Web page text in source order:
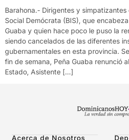
Barahona.- Dirigentes y
Social Demócrata (BIS), que
Guaba y quien hace poco le puso la
siendo cancelados de las diferentes
gubernamentales en esta provincia.
fin de semana, Peña Guaba renunció
Estado, Asistente […]
Acerca de Nosotros